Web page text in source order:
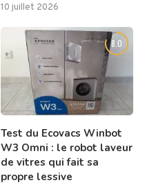
10 juillet 2026
8.0
Test du Ecovacs Winbot
W3 Omni : le robot laveur
de vitres qui fait sa
propre lessive